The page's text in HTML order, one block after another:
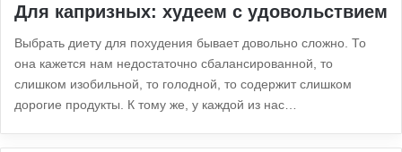
Для капризных: худеем с удовольствием
Выбрать диету для похудения бывает довольно сложно. То
она кажется нам недостаточно сбалансированной, то
слишком изобильной, то голодной, то содержит слишком
дорогие продукты. К тому же, у каждой из нас…